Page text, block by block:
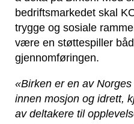
bedriftsmarkedet skal
trygge og sosiale
være en støttespiller
gjennomføringen.
«Birken er en av
innen mosjon og idrett,
av deltakere til